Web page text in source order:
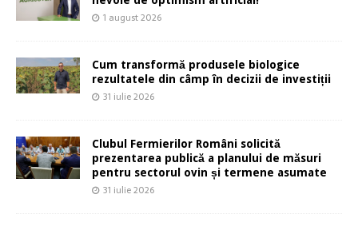
1 august 2026
Cum transformă produsele biologice
rezultatele din câmp în decizii de investiții
31 iulie 2026
Clubul Fermierilor Români solicită
prezentarea publică a planului de măsuri
pentru sectorul ovin și termene asumate
31 iulie 2026